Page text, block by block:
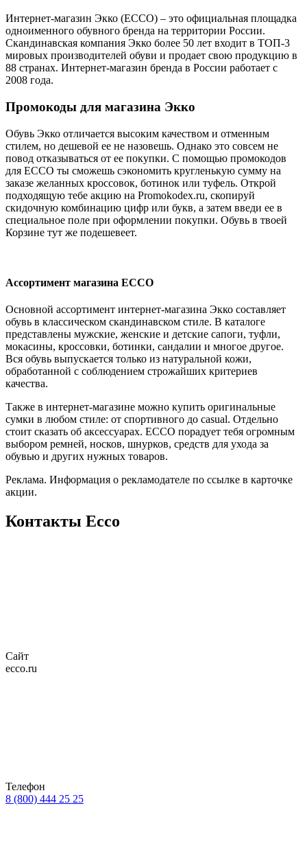
Интернет-магазин Экко (ECCO) – это официальная площадка
одноименного обувного бренда на территории России.
Скандинавская компания Экко более 50 лет входит в ТОП-3
мировых производителей обуви и продает свою продукцию в
88 странах. Интернет-магазин бренда в России работает с
2008 года.
Промокоды для магазина Экко
Обувь Экко отличается высоким качеством и отменным
стилем, но дешевой ее не назовешь. Однако это совсем не
повод отказываться от ее покупки. С помощью промокодов
для ECCO ты сможешь сэкономить кругленькую сумму на
заказе желанных кроссовок, ботинок или туфель. Открой
подходящую тебе акцию на Promokodex.ru, скопируй
скидочную комбинацию цифр или букв, а затем введи ее в
специальное поле при оформлении покупки. Обувь в твоей
Корзине тут же подешевеет.
Ассортимент магазина ECCO
Основной ассортимент интернет-магазина Экко составляет
обувь в классическом скандинавском стиле. В каталоге
представлены мужские, женские и детские сапоги, туфли,
мокасины, кроссовки, ботинки, сандалии и многое другое.
Вся обувь выпускается только из натуральной кожи,
обработанной с соблюдением строжайших критериев
качества.
Также в интернет-магазине можно купить оригинальные
сумки в любом стиле: от спортивного до casual. Отдельно
стоит сказать об аксессуарах. ECCO порадует тебя огромным
выбором ремней, носков, шнурков, средств для ухода за
обувью и других нужных товаров.
Реклама. Информация о рекламодателе по ссылке в карточке
акции.
Контакты Ecco
Сайт
ecco.ru
Телефон
8 (800) 444 25 25